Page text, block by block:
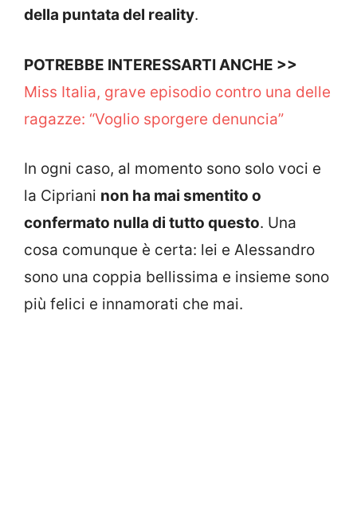
della puntata del reality.
POTREBBE INTERESSARTI ANCHE >>
Miss Italia, grave episodio contro una delle
ragazze: “Voglio sporgere denuncia”
In ogni caso, al momento sono solo voci e
la Cipriani non ha mai smentito o
confermato nulla di tutto questo. Una
cosa comunque è certa: lei e Alessandro
sono una coppia bellissima e insieme sono
più felici e innamorati che mai.